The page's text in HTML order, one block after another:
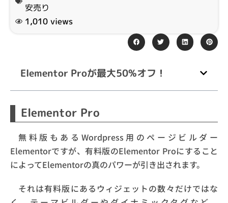
安売り
1,010 views
Elementor Proが最大50%オフ！
Elementor Pro
無料版もあるWordpress用のページビルダー
Elementorですが、有料版のElementor Proにすること
によってElementorの真のパワーが引き出されます。
それは有料版にあるウィジェットの数々だけではな